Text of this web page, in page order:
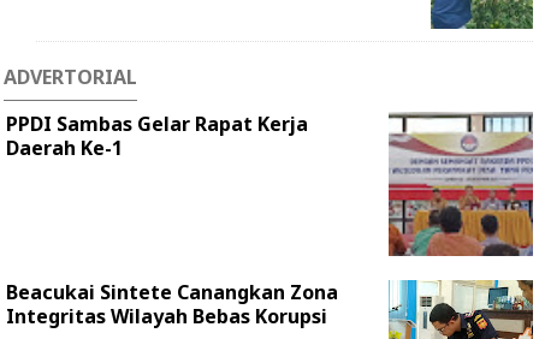
ADVERTORIAL
PPDI Sambas Gelar Rapat Kerja
Daerah Ke-1
Beacukai Sintete Canangkan Zona
Integritas Wilayah Bebas Korupsi